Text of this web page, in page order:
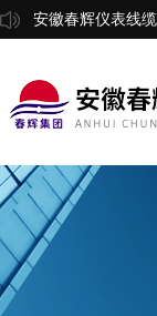
安徽春辉仪表线